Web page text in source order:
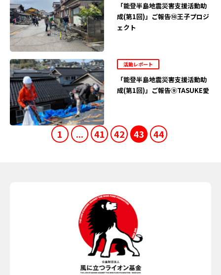
「能登半島地震災害支援活動助
成(第1回)」ご報告⑩王子プロジ
ェクト
活動レポート
「能登半島地震災害支援活動助
成(第1回)」ご報告⑨TASUKE愛
1 ... 41 42 43 44